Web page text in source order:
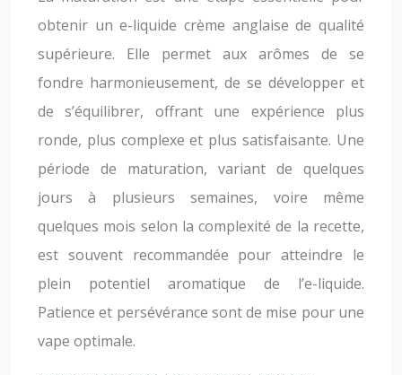
obtenir un e-liquide crème anglaise de qualité
supérieure. Elle permet aux arômes de se
fondre harmonieusement, de se développer et
de s’équilibrer, offrant une expérience plus
ronde, plus complexe et plus satisfaisante. Une
période de maturation, variant de quelques
jours à plusieurs semaines, voire même
quelques mois selon la complexité de la recette,
est souvent recommandée pour atteindre le
plein potentiel aromatique de l’e-liquide.
Patience et persévérance sont de mise pour une
vape optimale.